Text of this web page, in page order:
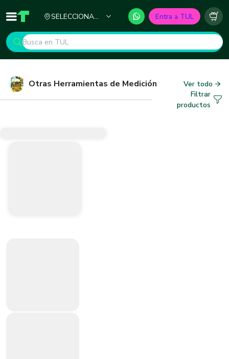
Inicio TUL - Tu Marketplace de Construcción
SELECCIONA
Entra a TUL
Otras Herramientas de Medición
Ver todo
Filtrar
productos